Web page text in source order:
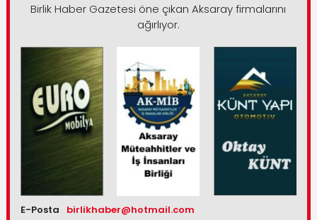
Birlik Haber Gazetesi öne çıkan Aksaray firmalarını
ağırlıyor.
E-Posta birlikhaber@hotmail.com